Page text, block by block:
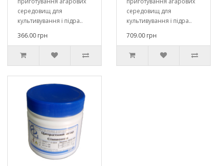
середовищ для
культивування і підра..
366.00 грн
середовищ для
культивування і підра..
709.00 грн